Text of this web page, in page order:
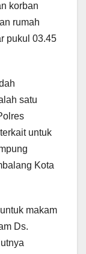
korban
rumah
pukul 03.45
satu
untuk
Kota
makam
Ds.